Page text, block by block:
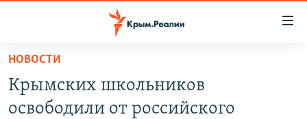
Вернуться
основному
содержанию
СПЕЦПРОЕКТЫ
НОВОСТИ
Крымских школьников
освободили от российского